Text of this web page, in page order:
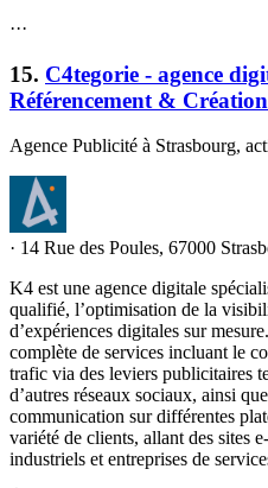
···
15. C4tegorie - agence
Référencement &
Agence Publicité à Strasbourg,
· 14 Rue des Poules, 67000
K4 est une agence digitale
qualifié, l’optimisation de la
d’expériences digitales sur
complète de services incluant le
trafic via des leviers publicitaires
d’autres réseaux sociaux, ainsi
communication sur différentes
variété de clients, allant des sites
industriels et entreprises de